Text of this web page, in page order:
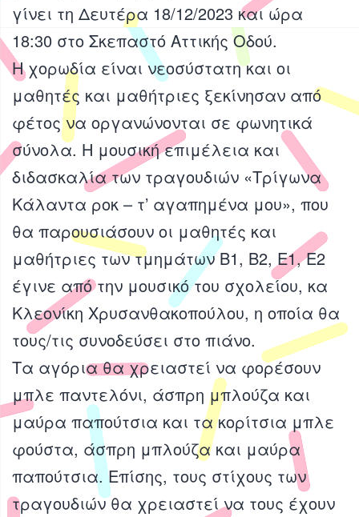
γίνει τη Δευτέρα 18/12/2023 και ώρα
18:30 στο Σκεπαστό Αττικής Οδού.
Η χορωδία είναι νεοσύστατη και οι
μαθητές και μαθήτριες ξεκίνησαν από
φέτος να οργανώνονται σε φωνητικά
σύνολα. Η μουσική επιμέλεια και
διδασκαλία των τραγουδιών «Τρίγωνα
Κάλαντα ροκ – τ’ αγαπημένα μου», που
θα παρουσιάσουν οι μαθητές και
μαθήτριες των τμημάτων Β1, Β2, Ε1, Ε2
έγινε από την μουσικό του σχολείου, κα
Κλεονίκη Χρυσανθακοπούλου, η οποία θα
τους/τις συνοδεύσει στο πιάνο.
Τα αγόρια θα χρειαστεί να φορέσουν
μπλε παντελόνι, άσπρη μπλούζα και
μαύρα παπούτσια και τα κορίτσια μπλε
φούστα, άσπρη μπλούζα και μαύρα
παπούτσια. Επίσης, τους στίχους των
τραγουδιών θα χρειαστεί να τους έχουν